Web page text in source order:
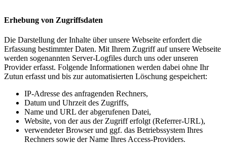
Erhebung von Zugriffsdaten
Die Darstellung der Inhalte über unsere Webseite erfordert die
Erfassung bestimmter Daten. Mit Ihrem Zugriff auf unsere Webseite
werden sogenannten Server-Logfiles durch uns oder unseren
Provider erfasst. Folgende Informationen werden dabei ohne Ihr
Zutun erfasst und bis zur automatisierten Löschung gespeichert:
IP-Adresse des anfragenden Rechners,
Datum und Uhrzeit des Zugriffs,
Name und URL der abgerufenen Datei,
Website, von der aus der Zugriff erfolgt (Referrer-URL),
verwendeter Browser und ggf. das Betriebssystem Ihres
Rechners sowie der Name Ihres Access-Providers.